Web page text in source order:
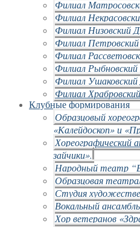
Филиал
Филиал
Филиал Низовский
Филиал
Филиал
Филиал
Филиал
Филиал
Клубные формирования
Образцовый
«Калейдоскоп» и
Хореографический
зайчики».
Народный театр
Образцовая
Студия
Вокальный
Хор ветеранов